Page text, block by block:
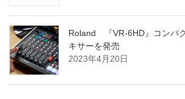
Roland 『VR-6HD』コンパ
キサーを発売
2023年4月20日